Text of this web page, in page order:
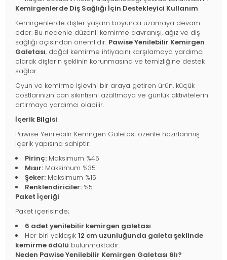
Kemirgenlerde Diş Sağlığı İçin Destekleyici Kullanım
Kemirgenlerde dişler yaşam boyunca uzamaya devam
eder. Bu nedenle düzenli kemirme davranışı, ağız ve diş
sağlığı açısından önemlidir. Pawise Yenilebilir Kemirgen
Galetası, doğal kemirme ihtiyacını karşılamaya yardımcı
olarak dişlerin şeklinin korunmasına ve temizliğine destek
sağlar.
Oyun ve kemirme işlevini bir araya getiren ürün, küçük
dostlarınızın can sıkıntısını azaltmaya ve günlük aktivitelerini
artırmaya yardımcı olabilir.
İçerik Bilgisi
Pawise Yenilebilir Kemirgen Galetası özenle hazırlanmış
içerik yapısına sahiptir:
Pirinç: Maksimum %45
Mısır: Maksimum %35
Şeker: Maksimum %15
Renklendiriciler: %5
Paket İçeriği
Paket içerisinde;
6 adet yenilebilir kemirgen galetası
Her biri yaklaşık 12 cm uzunluğunda galeta şeklinde
kemirme ödülü bulunmaktadır.
Neden Pawise Yenilebilir Kemirgen Galetası 6lı?